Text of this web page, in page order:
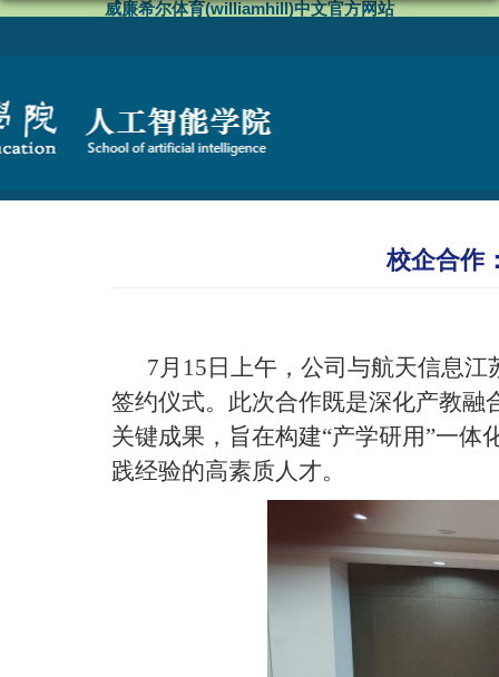
威廉希尔体育(williamhill)中文官方网站
校企合作
7月15日上午，公司与航天信息
签约仪式。此次合作既是深化产教融
关键成果，旨在构建“产学研用”一
践经验的高素质人才。